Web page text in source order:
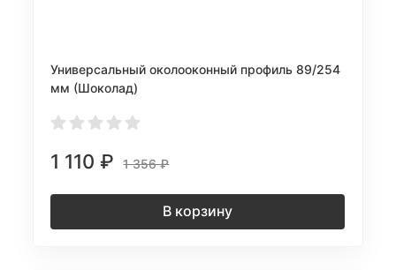
Универсальный околооконный профиль 89/254
мм (Шоколад)
1 110₽ 1 356₽
В корзину